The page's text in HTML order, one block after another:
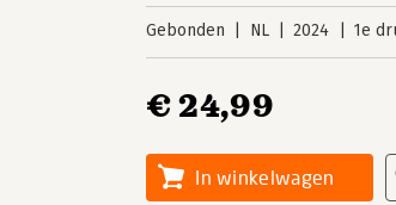
Gebonden NL 2024 1e
€ 24,99
In winkelwagen